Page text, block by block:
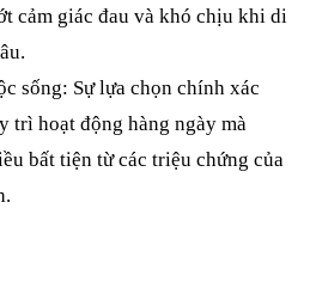
cảm giác đau và khó chịu khi di
sống: Sự lựa chọn chính xác
trì hoạt động hàng ngày mà
bất tiện từ các triệu chứng của